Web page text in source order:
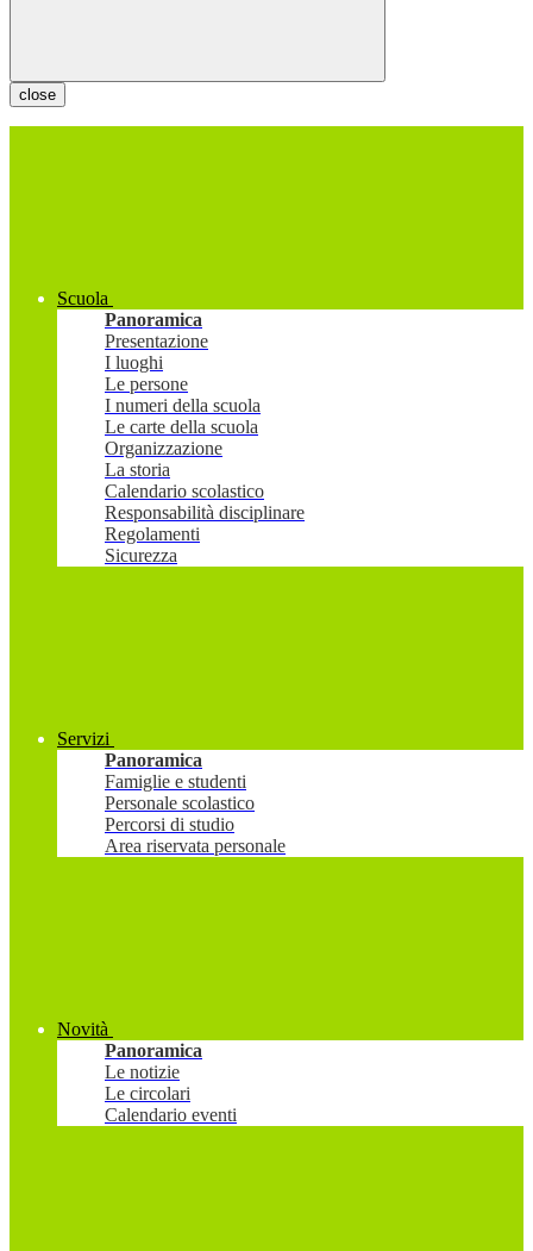
close
Scuola
Panoramica
Presentazione
I luoghi
Le persone
I numeri della scuola
Le carte della scuola
Organizzazione
La storia
Calendario scolastico
Responsabilità disciplinare
Regolamenti
Sicurezza
Servizi
Panoramica
Famiglie e studenti
Personale scolastico
Percorsi di studio
Area riservata personale
Novità
Panoramica
Le notizie
Le circolari
Calendario eventi